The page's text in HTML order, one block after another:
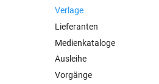
Verlage
Lieferanten
Medienkataloge
Ausleihe
Vorgänge